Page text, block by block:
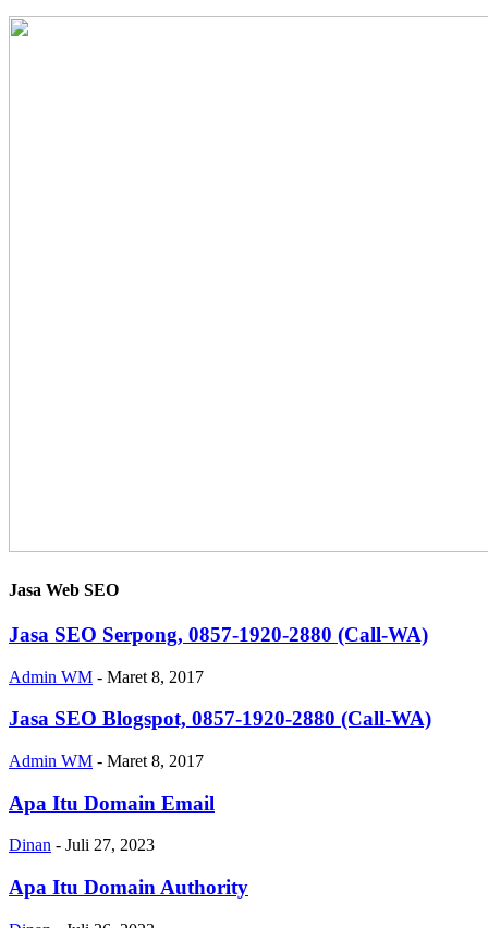
Jasa Web SEO
Jasa SEO Serpong, 0857-1920-2880 (Call-WA)
Admin WM - Maret 8, 2017
Jasa SEO Blogspot, 0857-1920-2880 (Call-WA)
Admin WM - Maret 8, 2017
Apa Itu Domain Email
Dinan - Juli 27, 2023
Apa Itu Domain Authority